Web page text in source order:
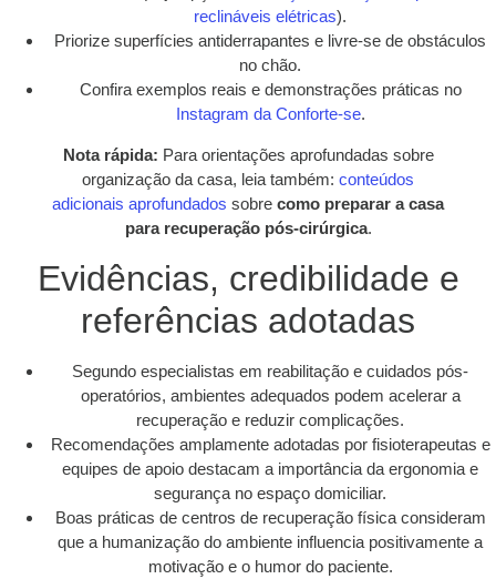
reclináveis elétricas).
Priorize superfícies antiderrapantes e livre-se de obstáculos
no chão.
Confira exemplos reais e demonstrações práticas no
Instagram da Conforte-se.
Nota rápida: Para orientações aprofundadas sobre
organização da casa, leia também: conteúdos
adicionais aprofundados sobre como preparar a casa
para recuperação pós-cirúrgica.
Evidências, credibilidade e
referências adotadas
Segundo especialistas em reabilitação e cuidados pós-
operatórios, ambientes adequados podem acelerar a
recuperação e reduzir complicações.
Recomendações amplamente adotadas por fisioterapeutas e
equipes de apoio destacam a importância da ergonomia e
segurança no espaço domiciliar.
Boas práticas de centros de recuperação física consideram
que a humanização do ambiente influencia positivamente a
motivação e o humor do paciente.